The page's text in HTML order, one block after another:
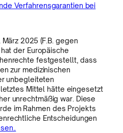
Verfahrensgarantien bei
2025 (F.B. gegen
der Europäische
festgestellt, dass
zur medizinischen
unbegleiteten
Mittel hätte eingesetzt
unrechtmäßig war. Diese
im Rahmen des Projekts
Entscheidungen